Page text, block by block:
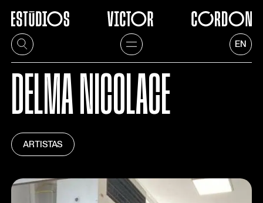
EN
DELMA NICOLACE
ARTISTAS